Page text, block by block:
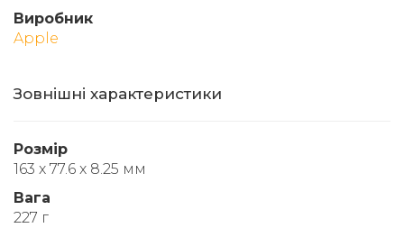
Виробник
Apple
Зовнішні характеристики
Розмір
163 x 77.6 x 8.25 мм
Вага
227 г